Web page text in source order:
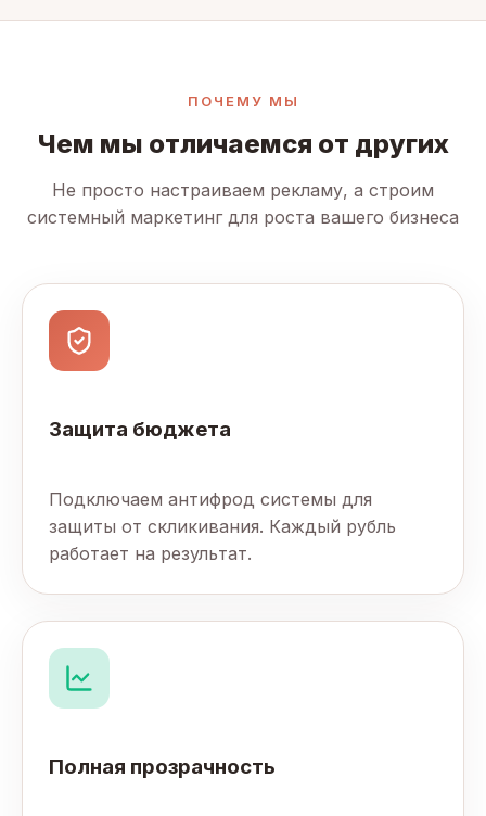
ПОЧЕМУ МЫ
Чем мы отличаемся от других
Не просто настраиваем рекламу, а строим
системный маркетинг для роста вашего бизнеса
Защита бюджета
Подключаем антифрод системы для
защиты от скликивания. Каждый рубль
работает на результат.
Полная прозрачность